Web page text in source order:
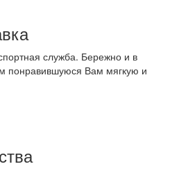
служба. Бережно и в
понравившуюся Вам мягкую и